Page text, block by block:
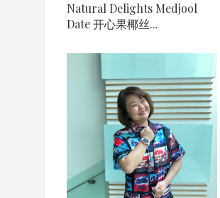
Natural Delights Medjool
Date 开心果椰丝...